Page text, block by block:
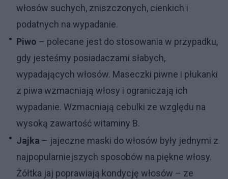
włosów suchych, zniszczonych, cienkich i
podatnych na wypadanie.
Piwo – polecane jest do stosowania w przypadku,
gdy jesteśmy posiadaczami słabych,
wypadających włosów. Maseczki piwne i płukanki
z piwa wzmacniają włosy i ograniczają ich
wypadanie. Wzmacniają cebulki ze względu na
wysoką zawartość witaminy B.
Jajka – jajeczne maski do włosów były jednymi z
najpopularniejszych sposobów na piękne włosy.
Żółtka jaj poprawiają kondycję włosów – ze